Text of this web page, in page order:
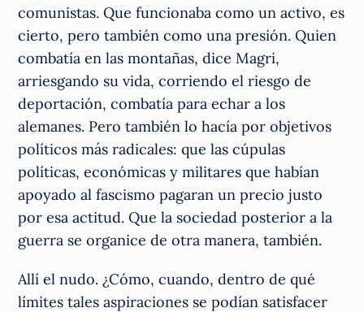
comunistas. Que funcionaba como un activo, es
cierto, pero también como una presión. Quien
combatía en las montañas, dice Magri,
arriesgando su vida, corriendo el riesgo de
deportación, combatía para echar a los
alemanes. Pero también lo hacía por objetivos
políticos más radicales: que las cúpulas
políticas, económicas y militares que habían
apoyado al fascismo pagaran un precio justo
por esa actitud. Que la sociedad posterior a la
guerra se organice de otra manera, también.
Allí el nudo. ¿Cómo, cuando, dentro de qué
límites tales aspiraciones se podían satisfacer